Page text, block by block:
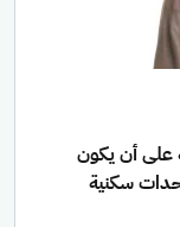
على أن يكون
سكنية